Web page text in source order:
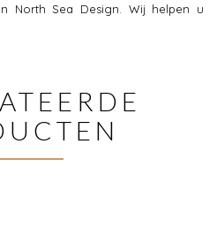
North Sea Design. Wij helpen u